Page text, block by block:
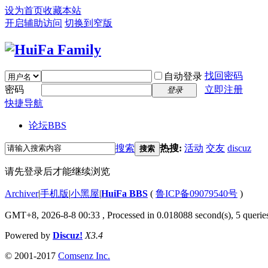
设为首页收藏本站
开启辅助访问 切换到窄版
自动登录 找回密码
密码
登录
立即注册
快捷导航
论坛BBS
搜索 搜索 热搜: 活动 交友 discuz
请先登录后才能继续浏览
Archiver|手机版|小黑屋|HuiFa BBS ( 鲁ICP备09079540号 )
GMT+8, 2026-8-8 00:33 , Processed in 0.018088 second(s), 5
Powered by Discuz! X3.4
© 2001-2017 Comsenz Inc.